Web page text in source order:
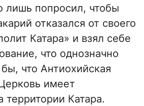
лишь попросил, чтобы
отказался от своего
Катара» и взял себе
что однозначно
что Антиохийская
имеет
Катара.